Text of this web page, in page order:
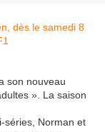
son nouveau
». La saison
séries, Norman et